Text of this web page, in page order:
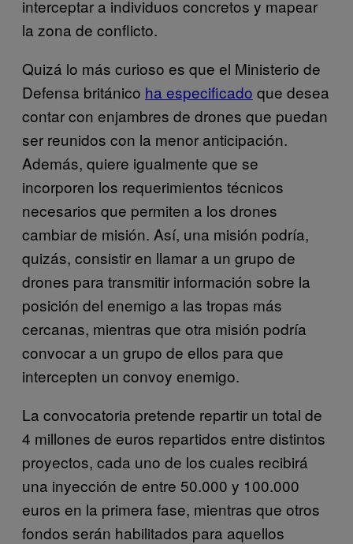
interceptar a individuos concretos y mapear
la zona de conflicto.
Quizá lo más curioso es que el Ministerio de
Defensa británico ha especificado que desea
contar con enjambres de drones que puedan
ser reunidos con la menor anticipación.
Además, quiere igualmente que se
incorporen los requerimientos técnicos
necesarios que permiten a los drones
cambiar de misión. Así, una misión podría,
quizás, consistir en llamar a un grupo de
drones para transmitir información sobre la
posición del enemigo a las tropas más
cercanas, mientras que otra misión podría
convocar a un grupo de ellos para que
intercepten un convoy enemigo.
La convocatoria pretende repartir un total de
4 millones de euros repartidos entre distintos
proyectos, cada uno de los cuales recibirá
una inyección de entre 50.000 y 100.000
euros en la primera fase, mientras que otros
fondos serán habilitados para aquellos